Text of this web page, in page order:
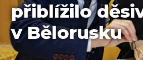
přiblížilo
v Bělorusku